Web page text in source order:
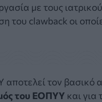
με τους
του clawback οι
τον βασικό
του ΕΟΠΥΥ και για